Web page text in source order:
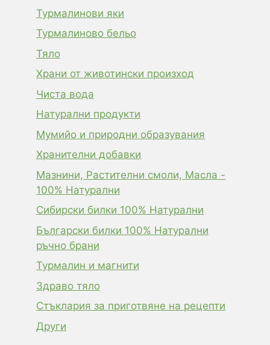
Турмалинови яки
Турмалиново бельо
Тяло
Храни от животински произход
Чиста вода
Натурални продукти
Мумийо и природни образувания
Хранителни добавки
Мазнини, Растителни смоли, Масла -
100% Натурални
Сибирски билки 100% Натурални
Български билки 100% Натурални
ръчно брани
Турмалин и магнити
Здраво тяло
Стъклария за приготвяне на рецепти
Други